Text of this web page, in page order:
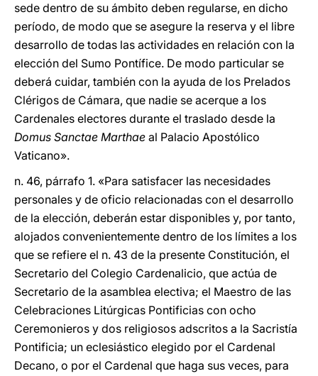
sede dentro de su ámbito deben regularse, en dicho
período, de modo que se asegure la reserva y el libre
desarrollo de todas las actividades en relación con la
elección del Sumo Pontífice. De modo particular se
deberá cuidar, también con la ayuda de los Prelados
Clérigos de Cámara, que nadie se acerque a los
Cardenales electores durante el traslado desde la
Domus Sanctae Marthae al Palacio Apostólico
Vaticano».
n. 46, párrafo 1. «Para satisfacer las necesidades
personales y de oficio relacionadas con el desarrollo
de la elección, deberán estar disponibles y, por tanto,
alojados convenientemente dentro de los límites a los
que se refiere el n. 43 de la presente Constitución, el
Secretario del Colegio Cardenalicio, que actúa de
Secretario de la asamblea electiva; el Maestro de las
Celebraciones Litúrgicas Pontificias con ocho
Ceremonieros y dos religiosos adscritos a la Sacristía
Pontificia; un eclesiástico elegido por el Cardenal
Decano, o por el Cardenal que haga sus veces, para